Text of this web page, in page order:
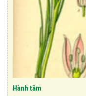
Hành tăm